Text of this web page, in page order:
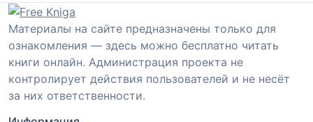
Материалы на сайте предназначены только для
ознакомления — здесь можно бесплатно читать
книги онлайн. Администрация проекта не
контролирует действия пользователей и не несёт
за них ответственности.